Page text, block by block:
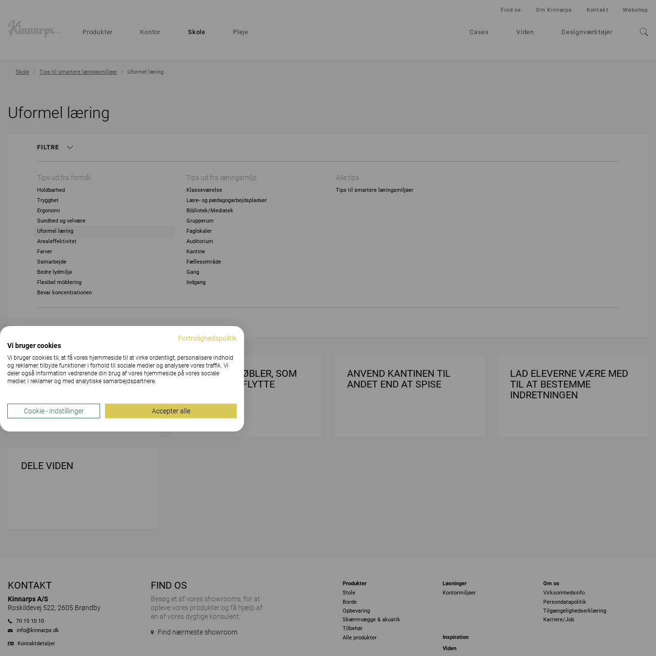
Produkter Kontor Skole Pleje Cases Viden Designværktøjer
Find os Om Kinnarps Kontakt Webshop
Skole Tips til smartere læringsmiljøer Uformel læring
Uformel læring
FILTRE
Tips ud fra formål
Holdbarhed
Trygghet
Ergonomi
Sundhed og velvære
Uformel læring
Arealeffektivitet
Farver
Samarbejde
Bedre lydmiljø
Flexibel möblering
Bevar koncentrationen
Tips ud fra læringsmiljø
Klasseværelse
Lære- og pædagogarbejdspladser
Bibliotek/Mediatek
Grupperum
Faglokaler
Auditorium
Kantine
Fællesområde
Gang
Indgang
Alle tips
Tips til smartere læringsmiljøer
GULT GIVER ENERGI
FLEKSIBLE MØBLER, SOM
ER LETTE AT FLYTTE
ANVEND KANTINEN TIL
ANDET END AT SPISE
LAD ELEVERNE VÆRE MED
TIL AT BESTEMME
INDRETNINGEN
DELE VIDEN
KONTAKT
Kinnarps A/S
Roskildevej 522, 2605 Brøndby
70 15 10 10
info@kinnarps.dk
Kontaktdetaljer
FIND OS
Besøg et af ​​vores showrooms, for at
opleve vores produkter og få hjælp af
en af vores dygtige konsulent.
Find nærmeste showroom
Produkter
Stole
Borde
Opbevaring
Skærmvægge & akustik
Tilbehør
Alle produkter
Løsninger
Kontormiljøer
Om os
Virksomhedsinfo
Persondatapolitik
Tilgængelighedserklæring
Karriere/Job
Inspiration
Viden
Fortrolighedspolitik
Vi bruger cookies
Vi bruger cookies til, at få vores hjemmeside til at virke ordentligt, personalisere indhold
og reklamer, tilbyde funktioner i forhold til sociale medier og analysere vores traffik. Vi
deler også information vedrørende din brug af vores hjemmeside på vores sociale
medier, i reklamer og med analytiske samarbejdspartnere.
Cookie - indstillinger Accepter alle